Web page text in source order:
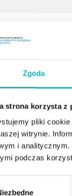
Zgoda
strona korzysta z
pliki
witrynie.
i
podczas
„Doradztwo ds.
zajęcia
w Rzeszowie.